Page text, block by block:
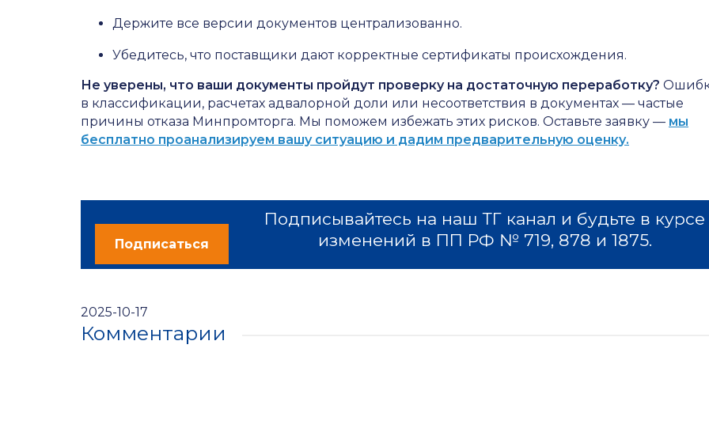
Держите все версии документов централизованно.
Убедитесь, что поставщики дают корректные сертификаты происхождения.
Не уверены, что ваши документы пройдут проверку на достаточную переработку?
в классификации, расчетах адвалорной доли или несоответствия в документах — частые
причины отказа Минпромторга. Мы поможем избежать этих рисков. Оставьте заявку — мы
бесплатно проанализируем вашу ситуацию и дадим предварительную оценку.
Подписаться
Подписывайтесь на наш ТГ канал и будьте в курсе
изменений в ПП РФ № 719, 878 и 1875.
2025-10-17
Комментарии